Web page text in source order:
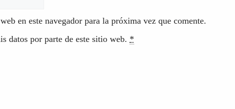
en este navegador para la próxima vez que comente.
datos por parte de este sitio web. *